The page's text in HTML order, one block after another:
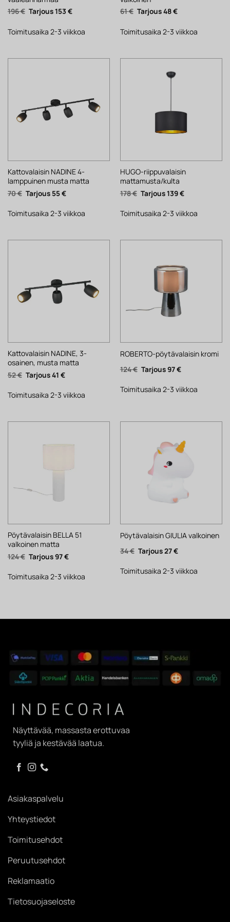
196€ Alkuperäinen
hinta
196 €.
153 €Nykyinen
153 €.
Toimitusaika 2-3 viikkoa
61€ Alkuperäinen
hinta
61 €.
48€Nykyinen
48 €.
Toimitusaika 2-3 viikkoa
Kattovalaisin NADINE 4-
lamppuinen musta matta
70€ Alkuperäinen
hinta
70 €.
55€Nykyinen
55 €.
Toimitusaika 2-3 viikkoa
HUGO-riippuvalaisin
mattamusta/kulta
178€ Alkuperäinen
hinta
178 €.
139€Nykyinen
139 €.
Toimitusaika 2-3 viikkoa
Kattovalaisin NADINE, 3-
osainen, musta matta
52€ Alkuperäinen
hinta
52 €.
41 €Nykyinen
41 €.
Toimitusaika 2-3 viikkoa
ROBERTO-pöytävalaisin kromi
124€ Alkuperäinen
hinta
124 €.
97€Nykyinen
97 €.
Toimitusaika 2-3 viikkoa
Pöytävalaisin BELLA 51
valkoinen matta
124€ Alkuperäinen
hinta
124 €.
97€Nykyinen
97 €.
Toimitusaika 2-3 viikkoa
Pöytävalaisin GIULIA valkoinen
34€ Alkuperäinen
hinta
34 €.
27€Nykyinen
27 €.
Toimitusaika 2-3 viikkoa
Näyttävää, massasta erottuvaa
tyyliä ja kestävää laatua.
Asiakaspalvelu
Yhteystiedot
Toimitusehdot
Peruutusehdot
Reklamaatio
Tietosuojaseloste